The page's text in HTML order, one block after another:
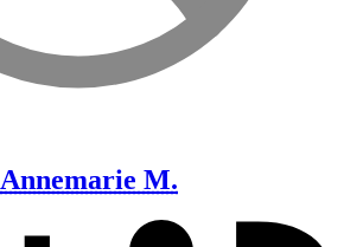
Annemarie M.